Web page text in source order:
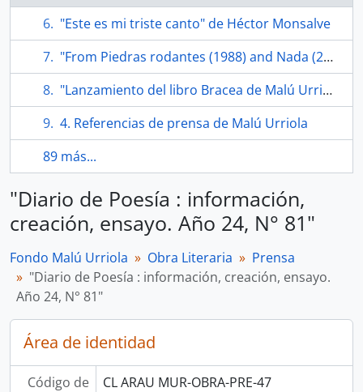
"Este es mi triste canto" de Héctor Monsalve
"From Piedras rodantes (1988) and Nada (2003) and Bracea (2007)" de Malú Urriola. Traducido por Anna Deeny Morales
"Lanzamiento del libro Bracea de Malú Urriola, Permio Pablo Neruda 2006"
4. Referencias de prensa de Malú Urriola
89 más...
"Diario de Poesía : información,
creación, ensayo. Año 24, N° 81"
Fondo Malú Urriola Obra Literaria
Prensa
"Diario de Poesía : información, creación, ensayo.
Año 24, N° 81"
Área de identidad
Código de
CL ARAU MUR-OBRA-PRE-47